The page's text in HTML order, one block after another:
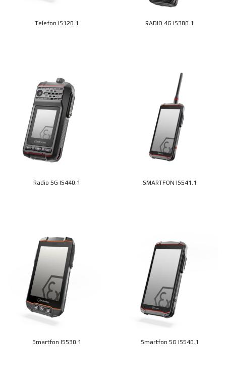
Telefon IS120.1 RADIO 4G IS380.1
Radio 5G IS440.1 SMARTFON IS541.1
Smartfon IS530.1 Smartfon 5G IS540.1